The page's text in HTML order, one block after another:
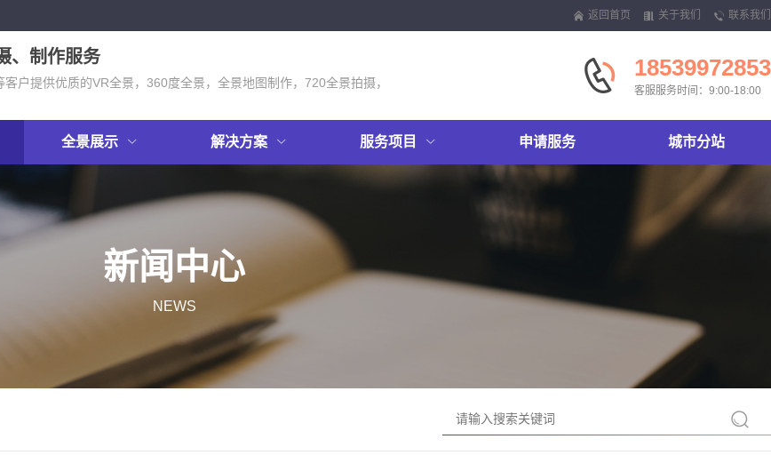
返回首页 关于我们 联系我们
、制作服务
户提供优质的VR全景，360度全景，全景地图制作，720全景拍摄，
18539972853
客服服务时间：9:00-18:00
全景展示 解决方案 服务项目 申请服务 城市分站
新闻中心
NEWS